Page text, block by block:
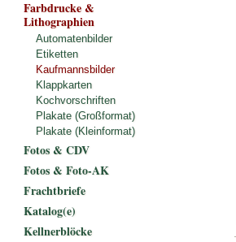
Farbdrucke &
Lithographien
Automatenbilder
Etiketten
Kaufmannsbilder
Klappkarten
Kochvorschriften
Plakate (Großformat)
Plakate (Kleinformat)
Fotos & CDV
Fotos & Foto-AK
Frachtbriefe
Katalog(e)
Kellnerblöcke